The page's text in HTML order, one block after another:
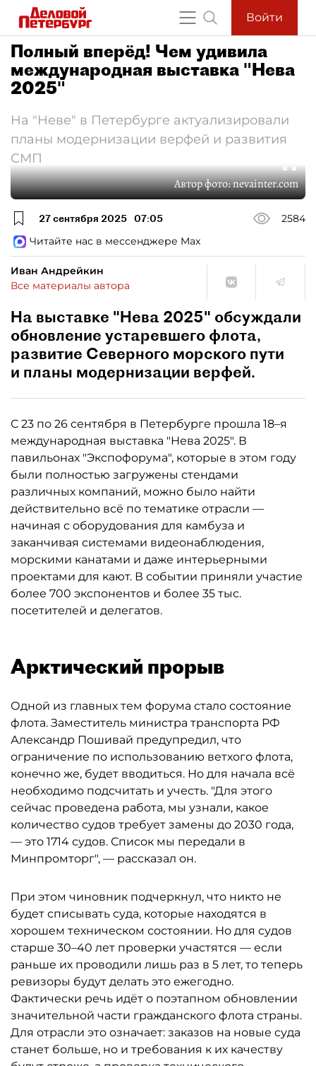
Войти
Полный вперёд! Чем удивила
международная выставка "Нева
2025"
На "Неве" в Петербурге актуализировали
планы модернизации верфей и развития
СМП
Автор фото:nevainter.com
27 сентября 2025 07:05
2584
Читайте нас в мессенджере Max
Иван Андрейкин
Все материалы автора
На выставке "Нева 2025" обсуждали
обновление устаревшего флота,
развитие Северного морского пути
и планы модернизации верфей.
С 23 по 26 сентября в Петербурге прошла 18–я
международная выставка "Нева 2025". В
павильонах "Экспофорума", которые в этом году
были полностью загружены стендами
различных компаний, можно было найти
действительно всё по тематике отрасли —
начиная с оборудования для камбуза и
заканчивая системами видеонаблюдения,
морскими канатами и даже интерьерными
проектами для кают. В событии приняли участие
более 700 экспонентов и более 35 тыс.
посетителей и делегатов.
Арктический прорыв
Одной из главных тем форума стало состояние
флота. Заместитель министра транспорта РФ
Александр Пошивай предупредил, что
ограничение по использованию ветхого флота,
конечно же, будет вводиться. Но для начала всё
необходимо подсчитать и учесть. "Для этого
сейчас проведена работа, мы узнали, какое
количество судов требует замены до 2030 года,
— это 1714 судов. Список мы передали в
Минпромторг", — рассказал он.
При этом чиновник подчеркнул, что никто не
будет списывать суда, которые находятся в
хорошем техническом состоянии. Но для судов
старше 30–40 лет проверки участятся — если
раньше их проводили лишь раз в 5 лет, то теперь
ревизоры будут делать это ежегодно.
Фактически речь идёт о поэтапном обновлении
значительной части гражданского флота страны.
Для отрасли это означает: заказов на новые суда
станет больше, но и требования к их качеству